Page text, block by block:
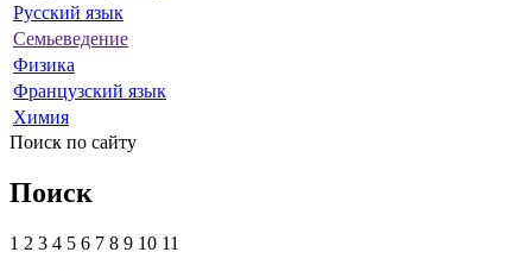
Русский язык
Семьеведение
Физика
Французский язык
Химия
Поиск по сайту
Поиск
1 2 3 4 5 6 7 8 9 10 11